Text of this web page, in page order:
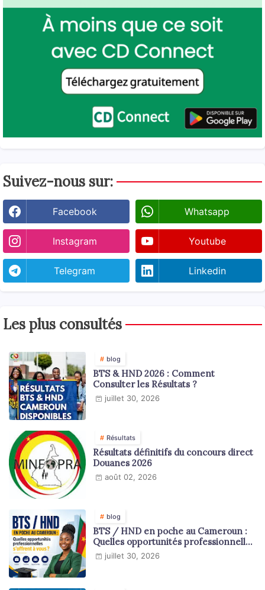
Suivez-nous sur:
Facebook Whatsapp
Instagram Youtube
Telegram Linkedin
Les plus consultés
blog
BTS & HND 2026 : Comment
Consulter les Résultats ?
juillet 30, 2026
Résultats
Résultats définitifs du concours direct
Douanes 2026
août 02, 2026
blog
BTS / HND en poche au Cameroun :
Quelles opportunités professionnelles
s'offrent à vous ?
juillet 30, 2026